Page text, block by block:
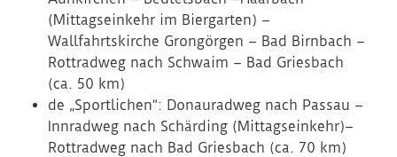
(Mittagseinkehr im Biergarten) –
Wallfahrtskirche Grongörgen – Bad Birnbach –
Rottradweg nach Schwaim – Bad Griesbach
(ca. 50 km)
de „Sportlichen“: Donauradweg nach Passau –
Innradweg nach Schärding (Mittagseinkehr)–
Rottradweg nach Bad Griesbach (ca. 70 km)